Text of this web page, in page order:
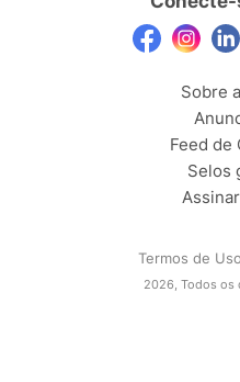
Sobre
Feed de
Selos
Termos de Uso
2026, Todos os